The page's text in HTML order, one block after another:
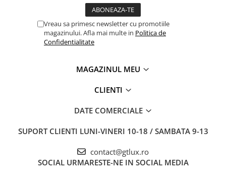
Vreau sa primesc newsletter cu promotiile
magazinului. Afla mai multe in Politica de
Confidentialitate
MAGAZINUL MEU
CLIENTI
DATE COMERCIALE
SUPORT CLIENTI LUNI-VINERI 10-18 / SAMBATA 9-13
contact@gtlux.ro
SOCIAL URMARESTE-NE IN SOCIAL MEDIA